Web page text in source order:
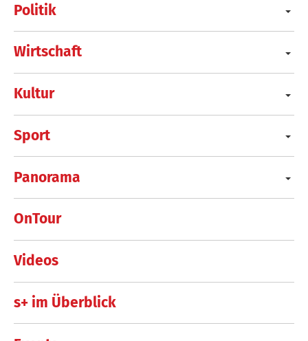
Politik
Wirtschaft
Kultur
Sport
Panorama
OnTour
Videos
s+ im Überblick